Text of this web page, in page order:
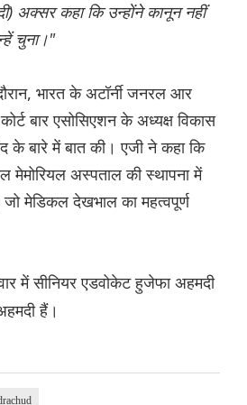
अक्सर कहा कि उन्होंने कानून नहीं
चुना।"
भारत के अटॉर्नी जनरल आर
बार एसोसिएशन के अध्यक्ष विकास
के बारे में बात की। एजी ने कहा कि
मेमोरियल अस्पताल की स्थापना में
जो मेडिकल देखभाल का महत्वपूर्ण
में सीनियर एडवोकेट हुजेफा अहमदी
हैं।